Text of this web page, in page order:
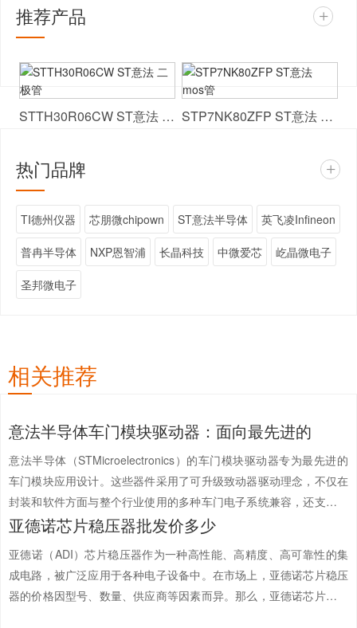
推荐产品 +
STTH30R06CW ST意法 二极管 STP7NK80ZFP ST意法 mos管
热门品牌 +
TI德州仪器 芯朋微chipown ST意法半导体 英飞凌Infineon
普冉半导体 NXP恩智浦 长晶科技 中微爱芯 屹晶微电子
圣邦微电子
相关推荐
意法半导体车门模块驱动器：面向最先进的
意法半导体（STMicroelectronics）的车门模块驱动器专为最先进的
车门模块应用设计。这些器件采用了可升级致动器驱动理念，不仅在
封装和软件方面与整个行业使用的多种车门电子系统兼容，还支持所
有标准车门模块负载。意法半导体的车门模块驱动器旨在提高汽车电
亚德诺芯片稳压器批发价多少
亚德诺（ADI）芯片稳压器作为一种高性能、高精度、高可靠性的集
成电路，被广泛应用于各种电子设备中。在市场上，亚德诺芯片稳压
器的价格因型号、数量、供应商等因素而异。那么，亚德诺芯片稳压